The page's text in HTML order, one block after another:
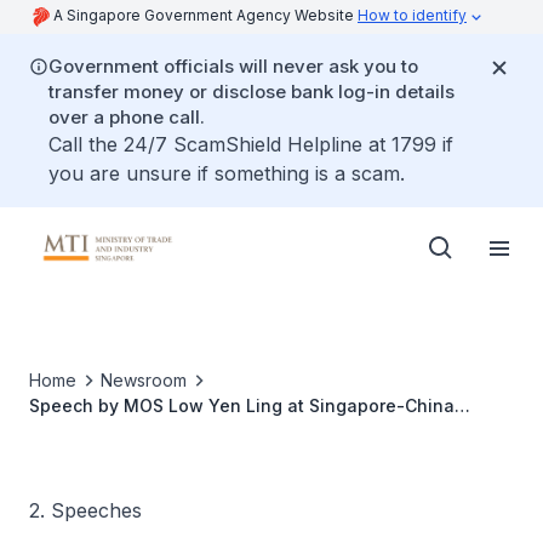
A Singapore Government Agency Website How to identify
Government officials will never ask you to
transfer money or disclose bank log-in details
over a phone call.
Call the 24/7 ScamShield Helpline at 1799 if
you are unsure if something is a scam.
Home
Newsroom
Speech by MOS Low Yen Ling at Singapore-China
2. Speeches